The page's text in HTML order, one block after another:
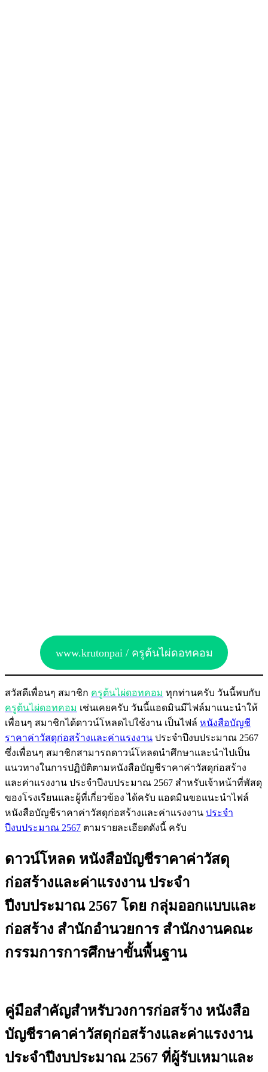
www.krutonpai / ครูต้นไผ่ดอทคอม
สวัสดีเพื่อนๆ สมาชิก ครูต้นไผ่ดอทคอม ทุกท่านครับ วันนี้พบกับ
ครูต้นไผ่ดอทคอม เช่นเคยครับ วันนี้แอดมินมีไฟล์มาแนะนำให้
เพื่อนๆ สมาชิกได้ดาวน์โหลดไปใช้งาน เป็นไฟล์ หนังสือบัญชี
ราคาค่าวัสดุก่อสร้างและค่าแรงงาน ประจำปีงบประมาณ 2567
ซึ่งเพื่อนๆ สมาชิกสามารถดาวน์โหลดนำศึกษาและนำไปเป็น
แนวทางในการปฏิบัติตามหนังสือบัญชีราคาค่าวัสดุก่อสร้าง
และค่าแรงงาน ประจำปีงบประมาณ 2567 สำหรับเจ้าหน้าที่พัสดุ
ของโรงเรียนและผู้ที่เกี่ยวข้อง ได้ครับ แอดมินขอแนะนำไฟล์
หนังสือบัญชีราคาค่าวัสดุก่อสร้างและค่าแรงงาน ประจำ
ปีงบประมาณ 2567 ตามรายละเอียดดังนี้ ครับ
ดาวน์โหลด หนังสือบัญชีราคาค่าวัสดุ
ก่อสร้างและค่าแรงงาน ประจำ
ปีงบประมาณ 2567 โดย กลุ่มออกแบบและ
ก่อสร้าง สำนักอำนวยการ สำนักงานคณะ
กรรมการการศึกษาขั้นพื้นฐาน
คู่มือสำคัญสำหรับวงการก่อสร้าง หนังสือ
บัญชีราคาค่าวัสดุก่อสร้างและค่าแรงงาน
ประจำปีงบประมาณ 2567 ที่ผู้รับเหมาและ